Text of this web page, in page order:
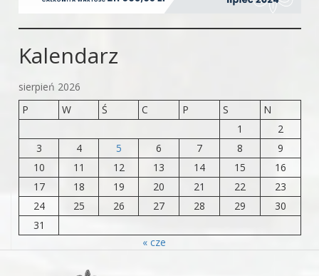
Kalendarz
sierpień 2026
P
W Ś C P S
N
1
2
3
4 5 6 7 8
9
10
11 12 13 14 15
16
17
18 19 20 21 22
23
24
25 26 27 28 29
30
31
« cze